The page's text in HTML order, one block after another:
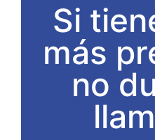
Si
más
no